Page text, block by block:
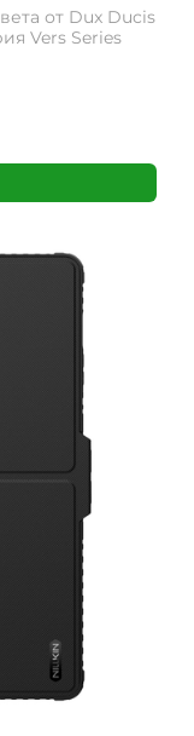
от Dux Ducis
Vers Series